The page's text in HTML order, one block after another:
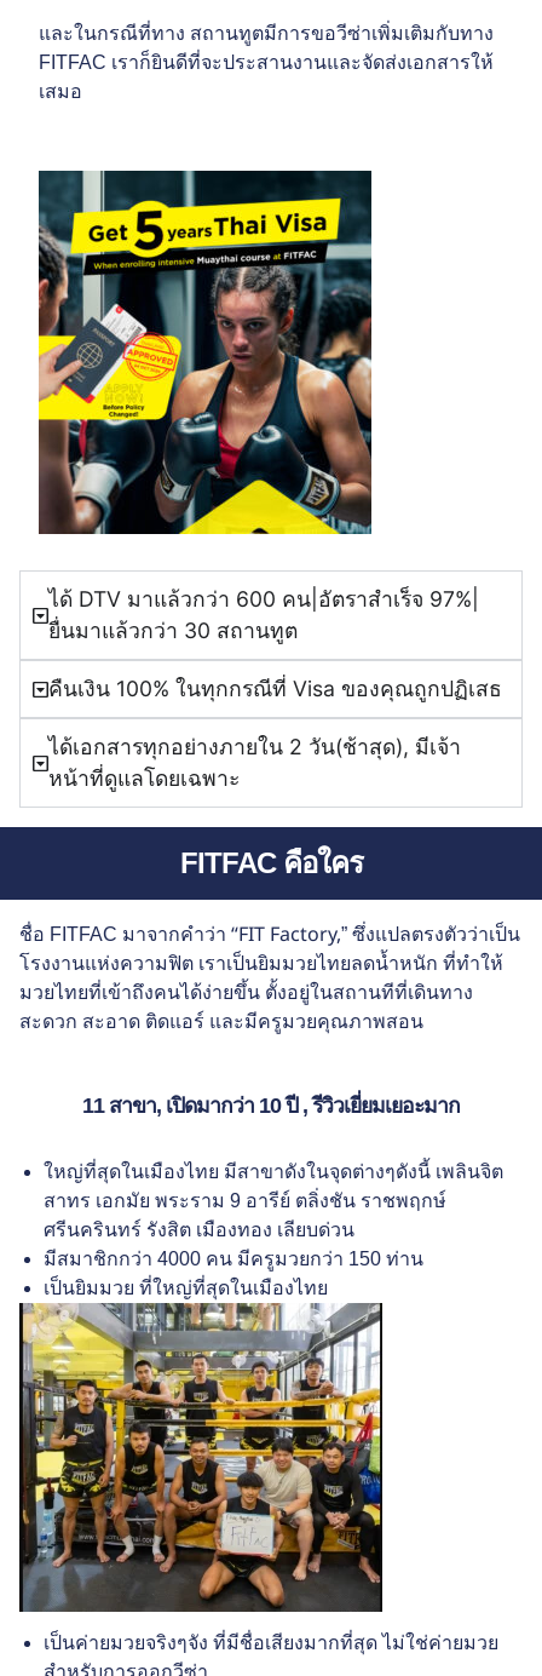
และในกรณีที่ทาง สถานทูตมีการขอวีซ่าเพิ่มเติมกับทาง
FITFAC เราก็ยินดีที่จะประสานงานและจัดส่งเอกสารให้
เสมอ
ได้ DTV มาแล้วกว่า 600 คน|อัตราสำเร็จ 97%|
ยื่นมาแล้วกว่า 30 สถานทูต
คืนเงิน 100% ในทุกกรณีที่ Visa ของคุณถูกปฏิเสธ
ได้เอกสารทุกอย่างภายใน 2 วัน(ช้าสุด), มีเจ้า
หน้าที่ดูแลโดยเฉพาะ
FITFAC คือใคร
ชื่อ FITFAC มาจากคำว่า “FIT Factory,” ซึ่งแปลตรงตัวว่าเป็น
โรงงานแห่งความฟิต เราเป็นยิมมวยไทยลดน้ำหนัก ที่ทำให้
มวยไทยที่เข้าถึงคนได้ง่ายขึ้น ตั้งอยู่ในสถานทีที่เดินทาง
สะดวก สะอาด ติดแอร์ และมีครูมวยคุณภาพสอน
11 สาขา, เปิดมากว่า 10 ปี , รีวิวเยี่ยมเยอะมาก
ใหญ่ที่สุดในเมืองไทย มีสาขาดังในจุดต่างๆดังนี้ เพลินจิต
สาทร เอกมัย พระราม 9 อารีย์ ตลิ่งชัน ราชพฤกษ์
ศรีนครินทร์ รังสิต เมืองทอง เลียบด่วน
มีสมาชิกกว่า 4000 คน มีครูมวยกว่า 150 ท่าน
เป็นยิมมวย ที่ใหญ่ที่สุดในเมืองไทย
เป็นค่ายมวยจริงๆจัง ที่มีชื่อเสียงมากที่สุด ไม่ใช่ค่ายมวย
สำหรับการออกวีซ่า